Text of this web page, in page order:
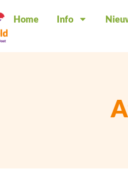
Home Info